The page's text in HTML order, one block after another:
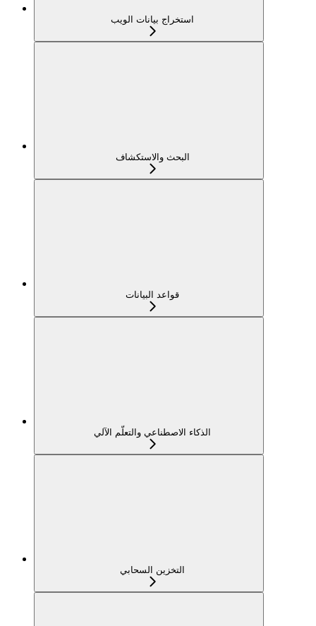
استخراج بيانات الويب
البحث والاستكشاف
قواعد البيانات
الذكاء الاصطناعي والتعلّم الآلي
التخزين السحابي